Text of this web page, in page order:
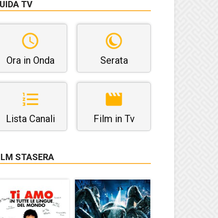
TV
Ora in Onda Serata
Lista Canali Film in Tv
STASERA